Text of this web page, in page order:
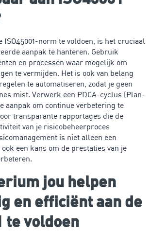
ISO45001-norm te voldoen, is het cruciaal
aanpak te hanteren. Gebruik
en processen waar mogelijk om
te vermijden. Het is ook van belang
te automatiseren, zodat je geen
mist. Verwerk een PDCA-cyclus (Plan-
aanpak om continue verbetering te
transparante rapportages die de
van je risicobeheerproces
is niet alleen een
een kans om de prestaties van je
jou helpen
en efficiënt aan de
te voldoen